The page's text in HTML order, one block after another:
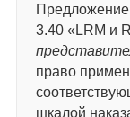
3.40 «LRM и
право
шкалой